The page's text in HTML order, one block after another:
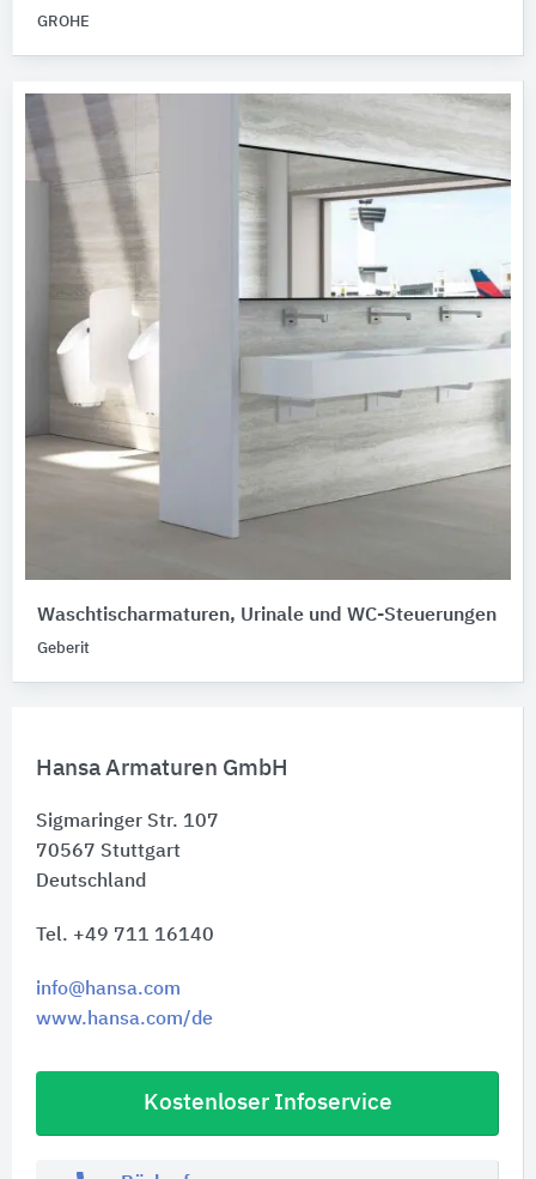
Hansa Armaturen GmbH
Sigmaringer Str. 107
70567 Stuttgart
Deutschland
Tel. +49 711 16140
info@hansa.com
www.hansa.com/de
Kostenloser Infoservice
GROHE
Waschtischarmaturen, Urinale und WC-Steuerungen
Geberit